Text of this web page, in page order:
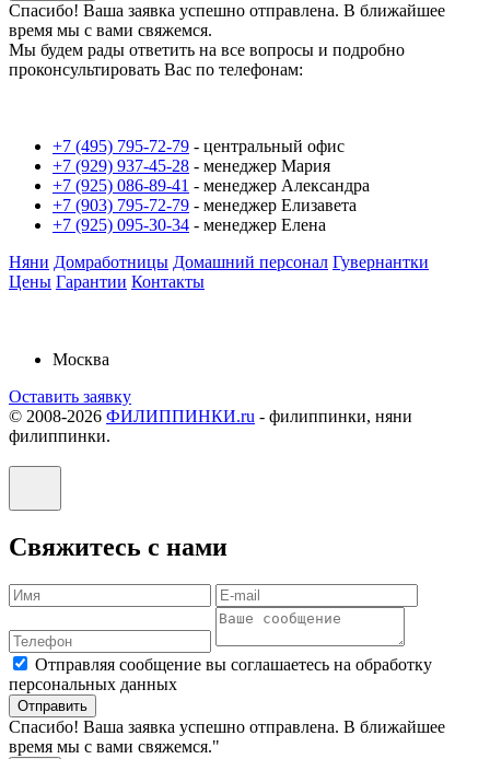
Спасибо! Ваша заявка успешно отправлена. В ближайшее
время мы с вами свяжемся.
Мы будем рады ответить на все вопросы и подробно
проконсультировать Вас по телефонам:
+7 (495) 795-72-79 - центральный офис
+7 (929) 937-45-28 - менеджер Мария
+7 (925) 086-89-41 - менеджер Александра
+7 (903) 795-72-79 - менеджер Елизавета
+7 (925) 095-30-34 - менеджер Елена
Няни Домработницы Домашний персонал Гувернантки
Цены Гарантии Контакты
Москва
Оставить заявку
© 2008-2026 ФИЛИППИНКИ.ru - филиппинки, няни
филиппинки.
Свяжитесь с нами
Отправляя сообщение вы соглашаетесь на обработку
персональных данных
Отправить
Спасибо! Ваша заявка успешно отправлена. В ближайшее
время мы с вами свяжемся."